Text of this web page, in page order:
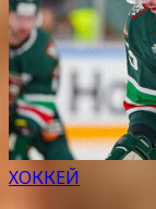
ХОККЕЙ